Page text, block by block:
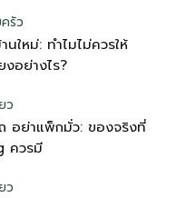
รัว
ใหม่: ทำไมไม่ควรให้
งอย่างไร?
ว
อย่าแพ็กมั่ว: ของจริงที่
ควรมี
ว